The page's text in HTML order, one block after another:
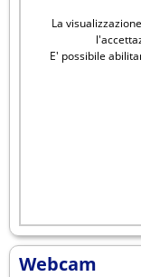
La
E' possibile
Webcam